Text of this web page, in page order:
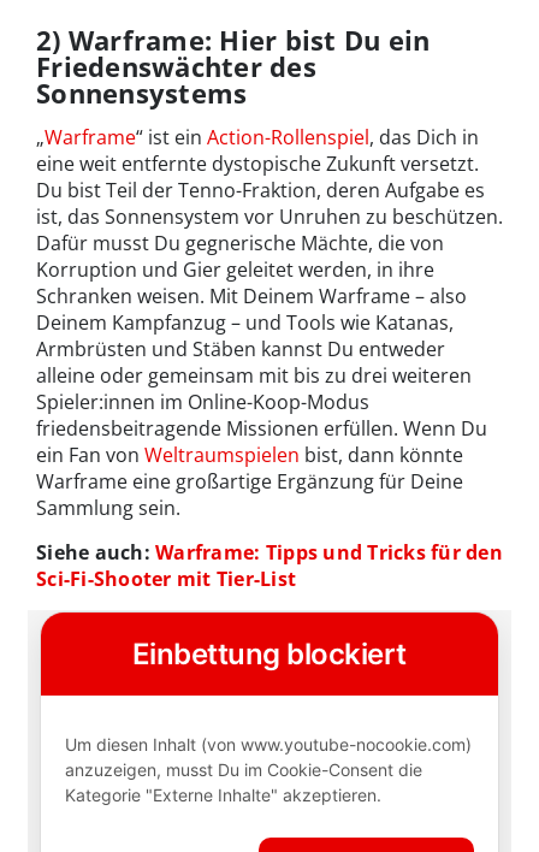
2) Warframe: Hier bist Du ein
Friedenswächter des
Sonnensystems
„Warframe“ ist ein Action-Rollenspiel, das Dich in
eine weit entfernte dystopische Zukunft versetzt.
Du bist Teil der Tenno-Fraktion, deren Aufgabe es
ist, das Sonnensystem vor Unruhen zu beschützen.
Dafür musst Du gegnerische Mächte, die von
Korruption und Gier geleitet werden, in ihre
Schranken weisen. Mit Deinem Warframe – also
Deinem Kampfanzug – und Tools wie Katanas,
Armbrüsten und Stäben kannst Du entweder
alleine oder gemeinsam mit bis zu drei weiteren
Spieler:innen im Online-Koop-Modus
friedensbeitragende Missionen erfüllen. Wenn Du
ein Fan von Weltraumspielen bist, dann könnte
Warframe eine großartige Ergänzung für Deine
Sammlung sein.
Siehe auch:Warframe: Tipps und Tricks für den
Sci-Fi-Shooter mit Tier-List